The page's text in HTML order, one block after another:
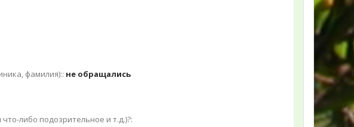
фамилия):: не обращались
либо подозрительное и т.д.)?: